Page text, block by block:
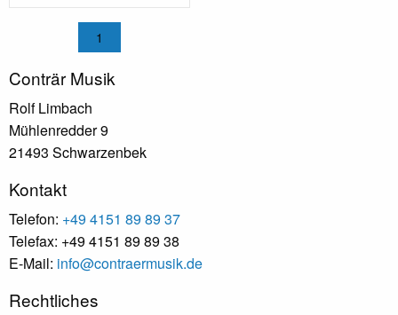
1
Conträr Musik
Rolf Limbach
Mühlenredder 9
21493 Schwarzenbek
Kontakt
Telefon: +49 4151 89 89 37
Telefax: +49 4151 89 89 38
E-Mail: info@contraermusik.de
Rechtliches